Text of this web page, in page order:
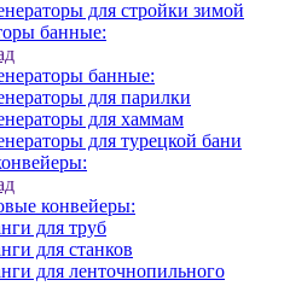
для стройки зимой
банные:
банные:
для парилки
для хаммам
для турецкой бани
конвейеры:
для труб
для станков
для ленточнопильного